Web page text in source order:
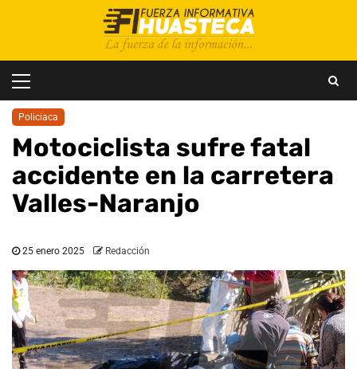
principal
Policiaca
Motociclista sufre fatal
accidente en la carretera
Valles-Naranjo
25 enero 2025 Redacción